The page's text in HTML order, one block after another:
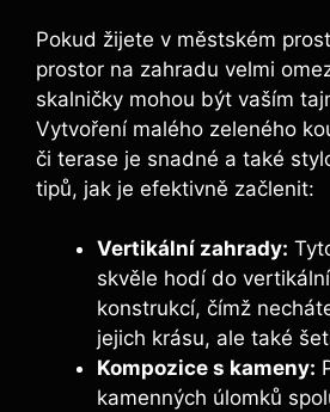
Pokud žijete v městském
prostor na zahradu velmi
skalničky mohou být vaším
Vytvoření malého zeleného
či terase je snadné a také
tipů, jak je efektivně začlenit:
Vertikální zahrady:
skvěle hodí do
konstrukcí, čímž
jejich krásu, ale také
Kompozice s kameny:
kamenných úlomků